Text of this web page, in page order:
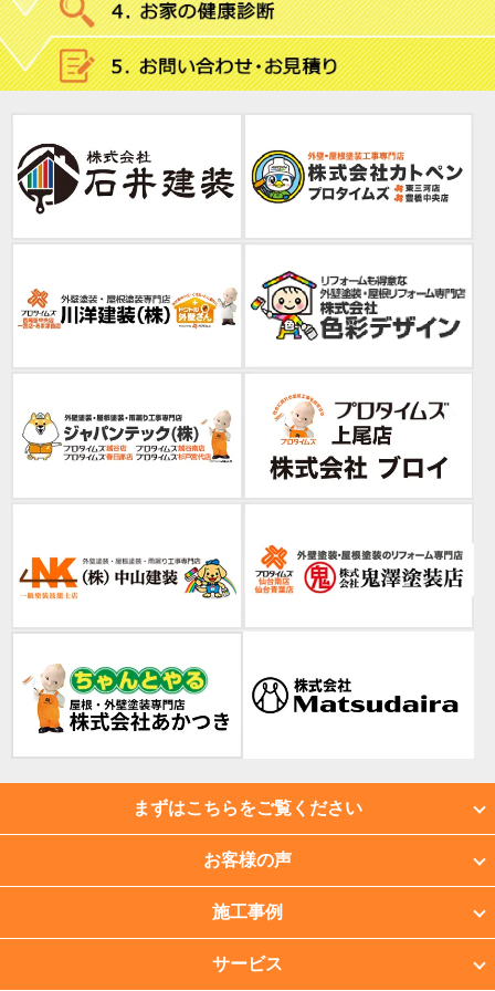
まずはこちらをご覧ください
お客様の声
施工事例
サービス